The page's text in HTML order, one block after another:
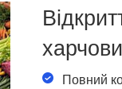
Повний